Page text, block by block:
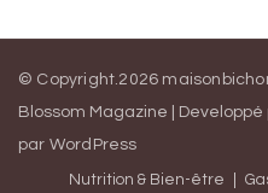
© Copyright.2026
Blossom Magazine | Developpé
par WordPress
Nutrition & Bien-être